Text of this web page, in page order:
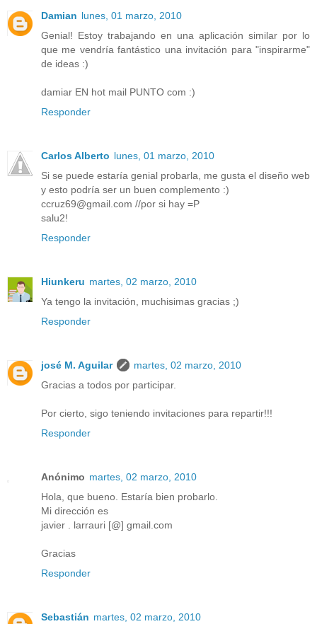
Damian lunes, 01 marzo, 2010
Genial! Estoy trabajando en una aplicación similar por lo
que me vendría fantástico una invitación para "inspirarme"
de ideas :)
damiar EN hot mail PUNTO com :)
Responder
Carlos Alberto lunes, 01 marzo, 2010
Si se puede estaría genial probarla, me gusta el diseño web
y esto podría ser un buen complemento :)
ccruz69@gmail.com //por si hay =P
salu2!
Responder
Hiunkeru martes, 02 marzo, 2010
Ya tengo la invitación, muchisimas gracias ;)
Responder
josé M. Aguilar
martes, 02 marzo, 2010
Gracias a todos por participar.
Por cierto, sigo teniendo invitaciones para repartir!!!
Responder
Anónimo martes, 02 marzo, 2010
Hola, que bueno. Estaría bien probarlo.
Mi dirección es
javier . larrauri [@] gmail.com
Gracias
Responder
Sebastián martes, 02 marzo, 2010